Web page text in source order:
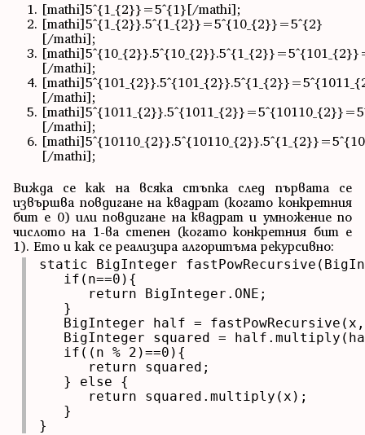
[mathi]5^{1_{2}}=5^{1}[/mathi];
[mathi]5^{1_{2}}.5^{1_{2}}=5^{10_{2}}=5^{2}
[/mathi];
[/mathi];
[/mathi];
[/mathi];
[/mathi];
Вижда се как на всяка стъпка след първата се
извършва повдигане на квадрат (когато конкретния
бит е 0) или повдигане на квадрат и умножение по
числото на 1-ва степен (когато конкретния бит е
1). Ето и как се реализира алгоритъма рекурсивно:
static BigInteger
   if(n==0){
      return BigInteger.ONE;
   }
BigInteger half =
BigInteger squared =
   if((n % 2)==0){
      return squared;
   } else {
      return squared.multiply(x);
   }
}